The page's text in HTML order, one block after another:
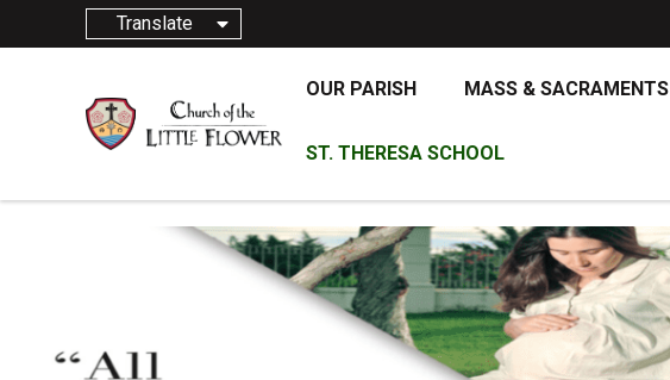
Translate
OUR PARISH MASS & SACRAMENTS
ST. THERESA SCHOOL